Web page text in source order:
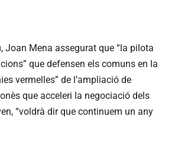
Joan Mena assegurat que “la pilota
que defensen els comuns en la
vermelles” de l’ampliació de
que acceleri la negociació dels
“voldrà dir que continuem un any